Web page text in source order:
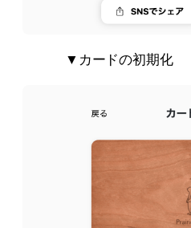
▼カードの初期化